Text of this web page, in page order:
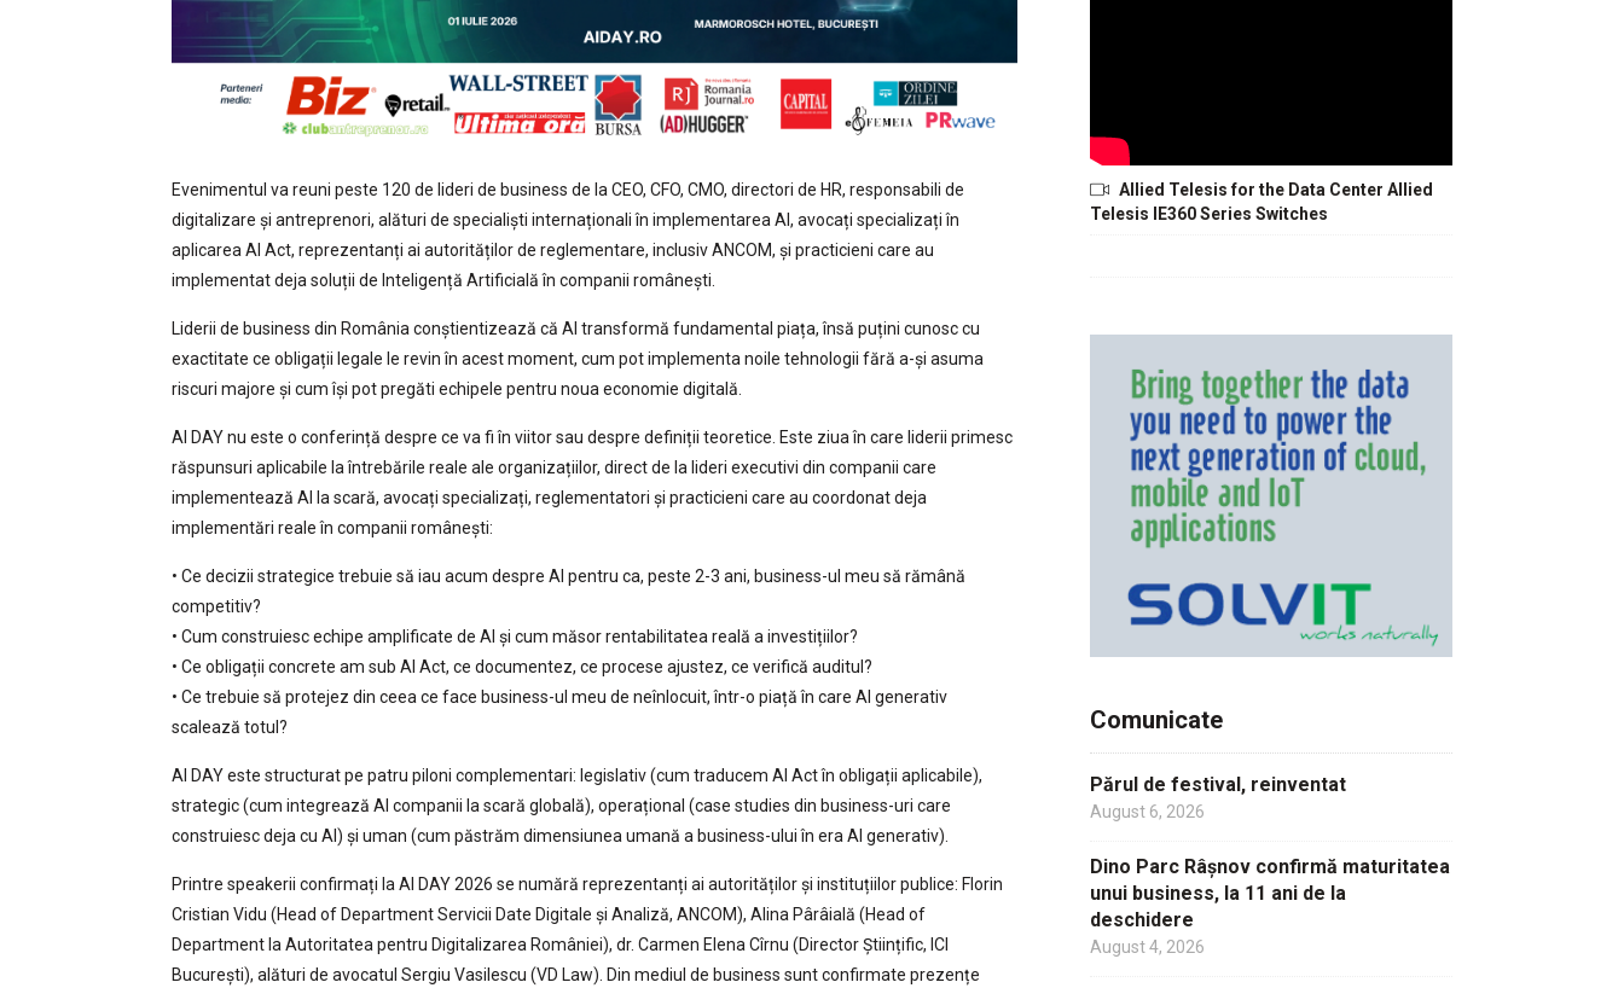
Evenimentul va reuni peste 120 de lideri de business de la CEO, CFO, CMO, directori de HR, responsabili de
digitalizare și antreprenori, alături de specialiști internaționali în implementarea AI, avocați specializați în
aplicarea AI Act, reprezentanți ai autorităților de reglementare, inclusiv ANCOM, și practicieni care au
implementat deja soluții de Inteligență Artificială în companii românești.
Liderii de business din România conștientizează că AI transformă fundamental piața, însă puțini cunosc cu
exactitate ce obligații legale le revin în acest moment, cum pot implementa noile tehnologii fără a-și asuma
riscuri majore și cum își pot pregăti echipele pentru noua economie digitală.
AI DAY nu este o conferință despre ce va fi în viitor sau despre definiții teoretice. Este ziua în care liderii primesc
răspunsuri aplicabile la întrebările reale ale organizațiilor, direct de la lideri executivi din companii care
implementează AI la scară, avocați specializați, reglementatori și practicieni care au coordonat deja
implementări reale în companii românești:
• Ce decizii strategice trebuie să iau acum despre AI pentru ca, peste 2-3 ani, business-ul meu să rămână
competitiv?
• Cum construiesc echipe amplificate de AI și cum măsor rentabilitatea reală a investițiilor?
• Ce obligații concrete am sub AI Act, ce documentez, ce procese ajustez, ce verifică auditul?
• Ce trebuie să protejez din ceea ce face business-ul meu de neînlocuit, într-o piață în care AI generativ
scalează totul?
AI DAY este structurat pe patru piloni complementari: legislativ (cum traducem AI Act în obligații aplicabile),
strategic (cum integrează AI companii la scară globală), operațional (case studies din business-uri care
construiesc deja cu AI) și uman (cum păstrăm dimensiunea umană a business-ului în era AI generativ).
Printre speakerii confirmați la AI DAY 2026 se numără reprezentanți ai autorităților și instituțiilor publice: Florin
Cristian Vidu (Head of Department Servicii Date Digitale și Analiză, ANCOM), Alina Pârâială (Head of
Department la Autoritatea pentru Digitalizarea României), dr. Carmen Elena Cîrnu (Director Științific, ICI
București), alături de avocatul Sergiu Vasilescu (VD Law). Din mediul de business sunt confirmate prezențe
Allied Telesis for the Data Center Allied
Telesis IE360 Series Switches
Comunicate
Părul de festival, reinventat
August 6, 2026
Dino Parc Râșnov confirmă maturitatea
unui business, la 11 ani de la
deschidere
August 4, 2026